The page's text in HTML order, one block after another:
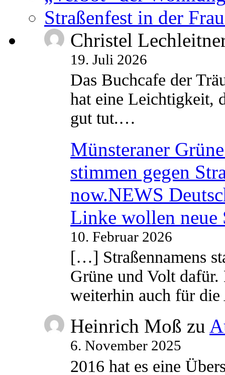
Straßenfest in der
Christel
19. Juli 2026
Das Buchcafe der
hat eine Leichtigkeit,
gut tut.…
Münsteraner
stimmen gegen
now.NEWS
Linke wollen neue
10. Februar 2026
[…] Straßennamens
Grüne und Volt
weiterhin auch für
Heinrich Moß zu
6. November 2025
2016 hat es eine